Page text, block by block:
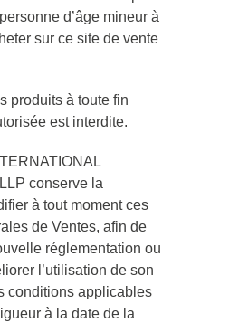
d’âge mineur à
sur ce site de vente
produits à toute fin
est interdite.
conserve la
à tout moment ces
de Ventes, afin de
réglementation ou
l’utilisation de son
conditions applicables
à la date de la